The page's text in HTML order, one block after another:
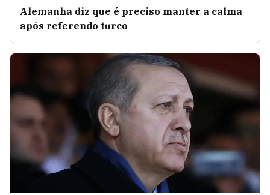
Alemanha diz que é preciso manter a calma
após referendo turco